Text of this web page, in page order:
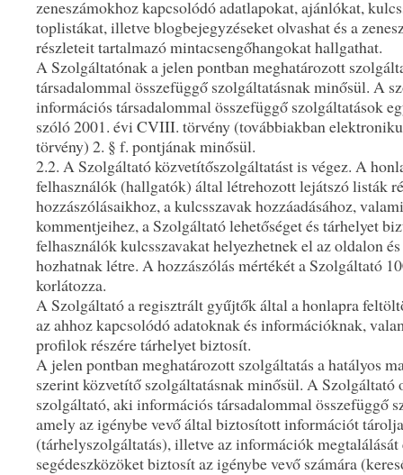
zeneszámokhoz kapcsolódó adatlapokat, ajánlókat,
toplistákat, illetve blogbejegyzéseket olvashat és a
részleteit tartalmazó mintacsengőhangokat hallgathat.
A Szolgáltatónak a jelen pontban meghatározott
társadalommal összefüggő szolgáltatásnak minősül. A
információs társadalommal összefüggő szolgáltatások
szóló 2001. évi CVIII. törvény (továbbiakban
törvény) 2. § f. pontjának minősül.
2.2. A Szolgáltató közvetítőszolgáltatást is végez. A
felhasználók (hallgatók) által létrehozott lejátszó listák
hozzászólásaikhoz, a kulcsszavak hozzáadásához,
kommentjeihez, a Szolgáltató lehetőséget és tárhelyet
felhasználók kulcsszavakat helyezhetnek el az oldalon
hozhatnak létre. A hozzászólás mértékét a Szolgáltató
korlátozza.
A Szolgáltató a regisztrált gyűjtők által a honlapra
az ahhoz kapcsolódó adatoknak és információknak,
profilok részére tárhelyet biztosít.
A jelen pontban meghatározott szolgáltatás a hatályos
szerint közvetítő szolgáltatásnak minősül. A Szolgáltató
szolgáltató, aki információs társadalommal összefüggő
amely az igénybe vevő által biztosított információt tárolja
(tárhelyszolgáltatás), illetve az információk megtalálását
segédeszközöket biztosít az igénybe vevő számára